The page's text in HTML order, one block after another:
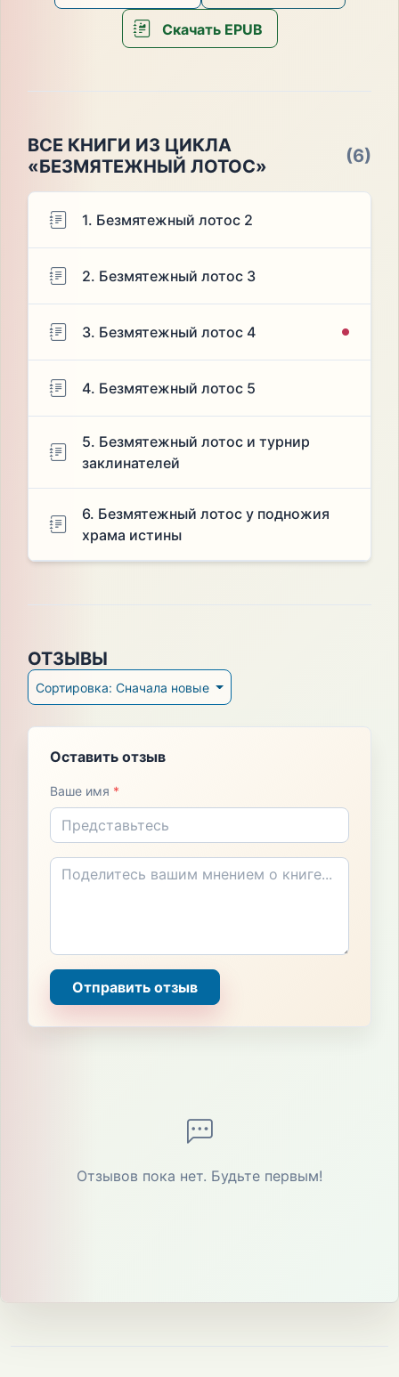
Скачать EPUB
ВСЕ КНИГИ ИЗ ЦИКЛА
«БЕЗМЯТЕЖНЫЙ ЛОТОС»
(6)
1. Безмятежный лотос 2
2. Безмятежный лотос 3
3. Безмятежный лотос 4
4. Безмятежный лотос 5
5. Безмятежный лотос и турнир
заклинателей
6. Безмятежный лотос у подножия
храма истины
ОТЗЫВЫ
Сортировка: Сначала новые
Оставить отзыв
Ваше имя *
Отправить отзыв
Отзывов пока нет. Будьте первым!